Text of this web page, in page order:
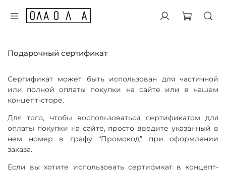
Подарочный сертификат
Сертификат может быть использован для частичной
или полной оплаты покупки на сайте или в нашем
концепт-сторе.
Для того, чтобы воспользоваться сертификатом для
оплаты покупки на сайте, просто введите указанный в
нем номер в графу “Промокод” при оформлении
заказа.
Если вы хотите использовать сертификат в концепт-